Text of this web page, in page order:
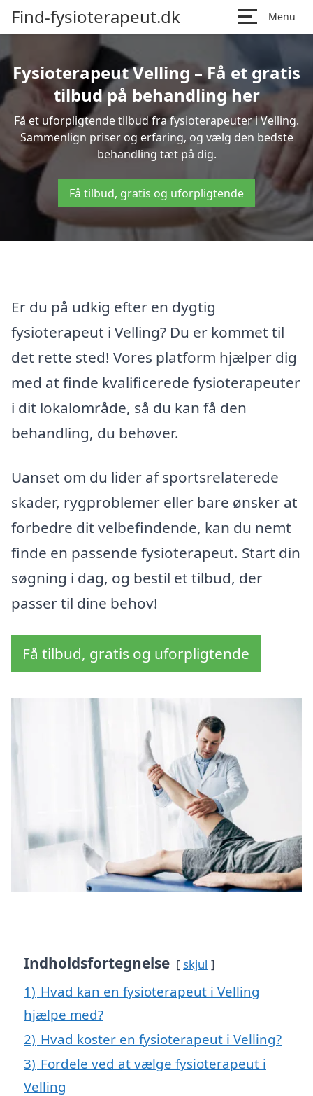
Find-fysioterapeut.dk Menu
Fysioterapeut Velling – Få et gratis
tilbud på behandling her
Få et uforpligtende tilbud fra fysioterapeuter i Velling.
Sammenlign priser og erfaring, og vælg den bedste
behandling tæt på dig.
Få tilbud, gratis og uforpligtende
Er du på udkig efter en dygtig
fysioterapeut i Velling? Du er kommet til
det rette sted! Vores platform hjælper dig
med at finde kvalificerede fysioterapeuter
i dit lokalområde, så du kan få den
behandling, du behøver.
Uanset om du lider af sportsrelaterede
skader, rygproblemer eller bare ønsker at
forbedre dit velbefindende, kan du nemt
finde en passende fysioterapeut. Start din
søgning i dag, og bestil et tilbud, der
passer til dine behov!
Få tilbud, gratis og uforpligtende
Indholdsfortegnelse skjul
1) Hvad kan en fysioterapeut i Velling
hjælpe med?
2) Hvad koster en fysioterapeut i Velling?
3) Fordele ved at vælge fysioterapeut i
Velling